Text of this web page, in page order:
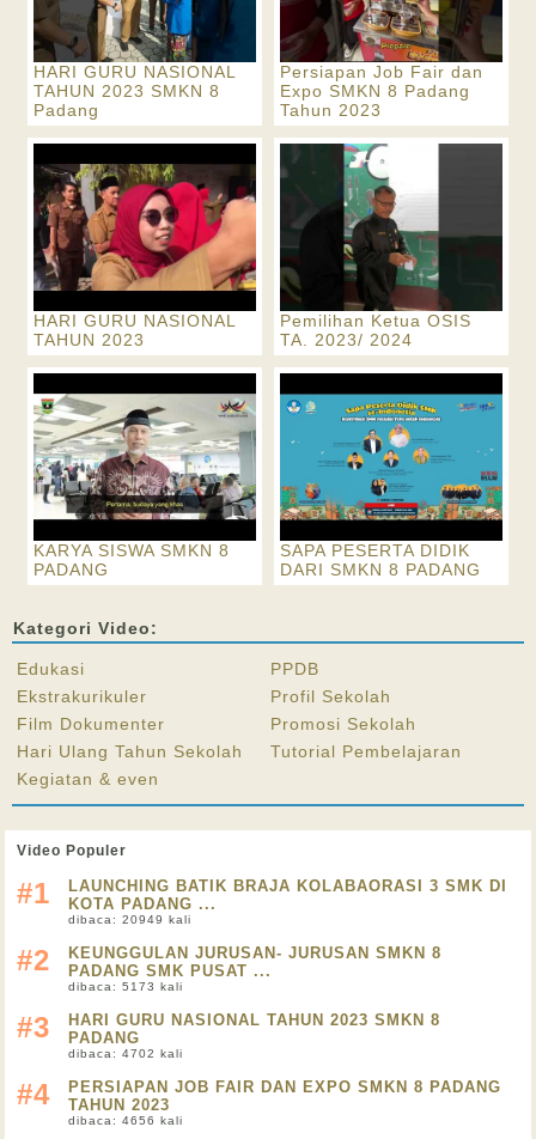
HARI GURU NASIONAL
TAHUN 2023 SMKN 8
Padang
Persiapan Job Fair dan
Expo SMKN 8 Padang
Tahun 2023
HARI GURU NASIONAL
TAHUN 2023
Pemilihan Ketua OSIS
TA. 2023/ 2024
KARYA SISWA SMKN 8
PADANG
SAPA PESERTA DIDIK
DARI SMKN 8 PADANG
Kategori Video:
Edukasi
Ekstrakurikuler
Film Dokumenter
Hari Ulang Tahun Sekolah
Kegiatan & even
PPDB
Profil Sekolah
Promosi Sekolah
Tutorial Pembelajaran
Video Populer
#1
LAUNCHING BATIK BRAJA KOLABAORASI 3 SMK DI
KOTA PADANG ...
dibaca: 20949 kali
#2
KEUNGGULAN JURUSAN- JURUSAN SMKN 8
PADANG SMK PUSAT ...
dibaca: 5173 kali
#3
HARI GURU NASIONAL TAHUN 2023 SMKN 8
PADANG
dibaca: 4702 kali
#4
PERSIAPAN JOB FAIR DAN EXPO SMKN 8 PADANG
TAHUN 2023
dibaca: 4656 kali